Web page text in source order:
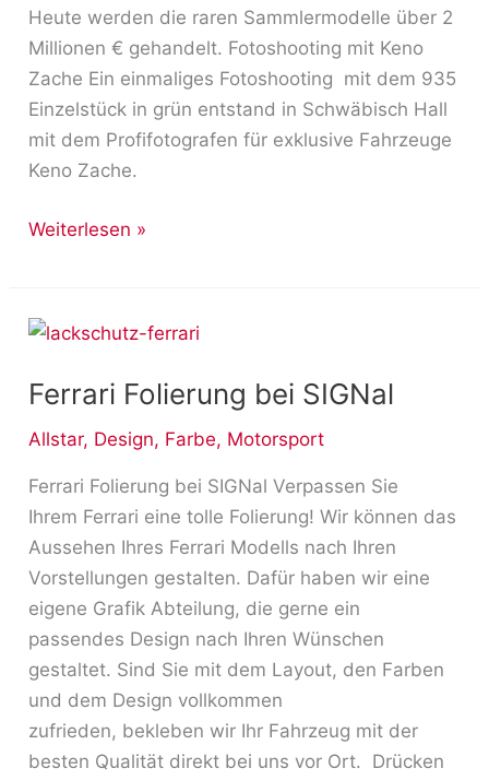
Heute werden die raren Sammlermodelle über 2
Millionen € gehandelt. Fotoshooting mit Keno
Zache Ein einmaliges Fotoshooting mit dem 935
Einzelstück in grün entstand in Schwäbisch Hall
mit dem Profifotografen für exklusive Fahrzeuge
Keno Zache.
Weiterlesen »
Ferrari Folierung bei SIGNal
Allstar, Design, Farbe, Motorsport
Ferrari Folierung bei SIGNal Verpassen Sie
Ihrem Ferrari eine tolle Folierung! Wir können das
Aussehen Ihres Ferrari Modells nach Ihren
Vorstellungen gestalten. Dafür haben wir eine
eigene Grafik Abteilung, die gerne ein
passendes Design nach Ihren Wünschen
gestaltet. Sind Sie mit dem Layout, den Farben
und dem Design vollkommen
zufrieden, bekleben wir Ihr Fahrzeug mit der
besten Qualität direkt bei uns vor Ort. Drücken
Ferrari
bei